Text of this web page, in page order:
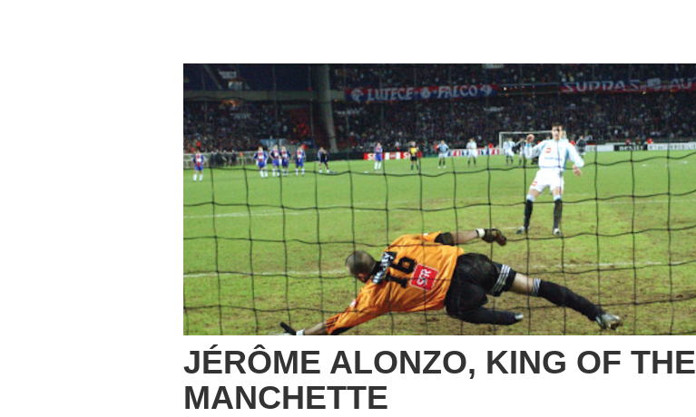
JÉRÔME ALONZO, KING OF THE
MANCHETTE